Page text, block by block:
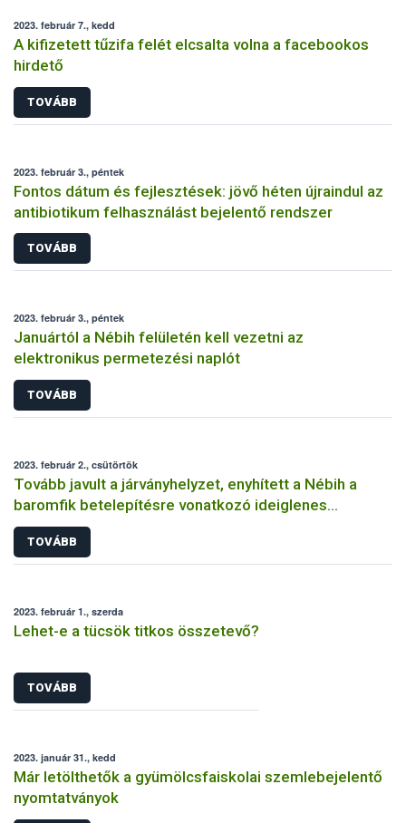
2023. február 7., kedd
A kifizetett tűzifa felét elcsalta volna a facebookos
hirdető
TOVÁBB
2023. február 3., péntek
Fontos dátum és fejlesztések: jövő héten újraindul az
antibiotikum felhasználást bejelentő rendszer
TOVÁBB
2023. február 3., péntek
Januártól a Nébih felületén kell vezetni az
elektronikus permetezési naplót
TOVÁBB
2023. február 2., csütörtök
Tovább javult a járványhelyzet, enyhített a Nébih a
baromfik betelepítésre vonatkozó ideiglenes
szabályokon
TOVÁBB
2023. február 1., szerda
Lehet-e a tücsök titkos összetevő?
TOVÁBB
2023. január 31., kedd
Már letölthetők a gyümölcsfaiskolai szemlebejelentő
nyomtatványok